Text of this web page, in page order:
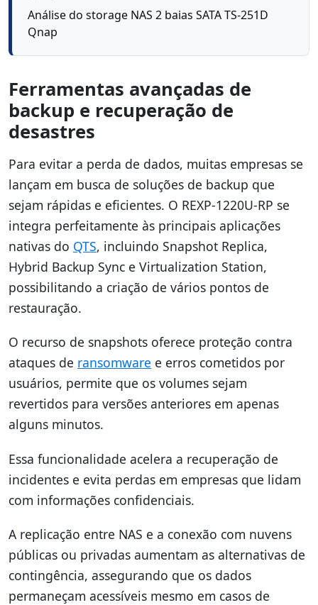
Análise do storage NAS 2 baias SATA TS-251D
Qnap
Ferramentas avançadas de
backup e recuperação de
desastres
Para evitar a perda de dados, muitas empresas se
lançam em busca de soluções de backup que
sejam rápidas e eficientes. O REXP-1220U-RP se
integra perfeitamente às principais aplicações
nativas do QTS, incluindo Snapshot Replica,
Hybrid Backup Sync e Virtualization Station,
possibilitando a criação de vários pontos de
restauração.
O recurso de snapshots oferece proteção contra
ataques de ransomware e erros cometidos por
usuários, permite que os volumes sejam
revertidos para versões anteriores em apenas
alguns minutos.
Essa funcionalidade acelera a recuperação de
incidentes e evita perdas em empresas que lidam
com informações confidenciais.
A replicação entre NAS e a conexão com nuvens
públicas ou privadas aumentam as alternativas de
contingência, assegurando que os dados
permaneçam acessíveis mesmo em casos de